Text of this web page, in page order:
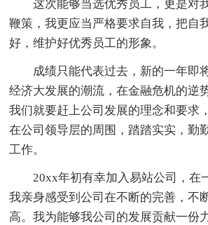
这次能够当选优秀员工，更是对
鞭策，我更应当严格要求自我，把自
好，维护好优秀员工的形象。
成绩只能代表过去，新的一年即
经济大发展的潮流，在金融危机的逆
我们就要赶上公司发展的理念和要求
在公司领导层的周围，踏踏实实，勤
工作。
20xx年初有幸加入易站公司，在
我亲身感受到公司在不断的完善，不
高。我为能够我公司的发展贡献一份